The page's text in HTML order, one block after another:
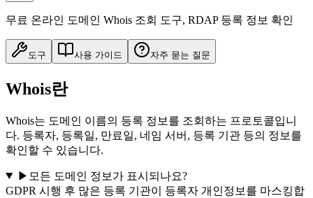
무료 온라인 도메인 Whois 조회 도구, RDAP 등록 정보 확인
도구 사용 가이드 자주 묻는 질문
Whois란
Whois는 도메인 이름의 등록 정보를 조회하는 프로토콜입니
다. 등록자, 등록일, 만료일, 네임 서버, 등록 기관 등의 정보를
확인할 수 있습니다.
▶ 모든 도메인 정보가 표시되나요?
GDPR 시행 후 많은 등록 기관이 등록자 개인정보를 마스킹합